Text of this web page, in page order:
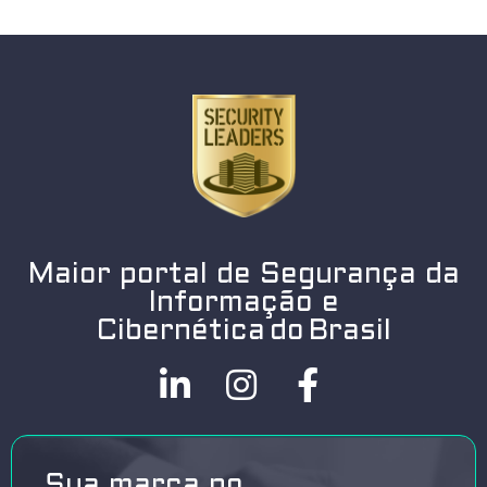
Maior portal de Segurança da
Informação e
Cibernética do Brasil